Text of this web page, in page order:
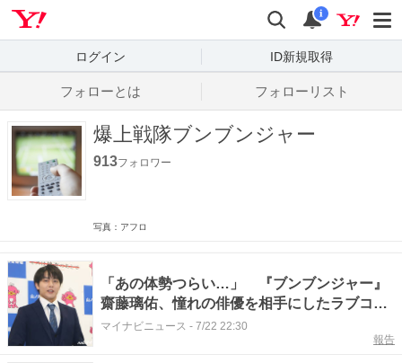
検索
通知
i
ログイン ID新規取得
フォローとは フォローリスト
爆上戦隊ブンブンジャー
913フォロワー
写真：アフロ
「あの体勢つらい…」 『ブンブンジャー』
齋藤璃佑、憧れの俳優を相手にしたラブコメ
の苦労明かす
マイナビニュース - 7/22 22:30
報告